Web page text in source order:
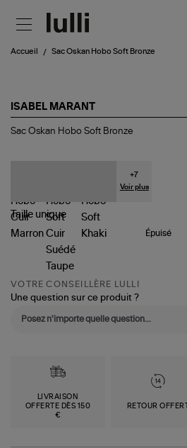
Accueil Sac Oskan Hobo Soft Bronze
ISABEL MARANT
Sac
Sac Oskan Hobo Soft Bronze
+7
Voir plus
Taille unique
Épuisé
VOTRE CONSEILLÈRE LULLI
Une question sur ce produit ?
LIVRAISON
OFFERTE DÈS 150
€
RETOUR OFFERT